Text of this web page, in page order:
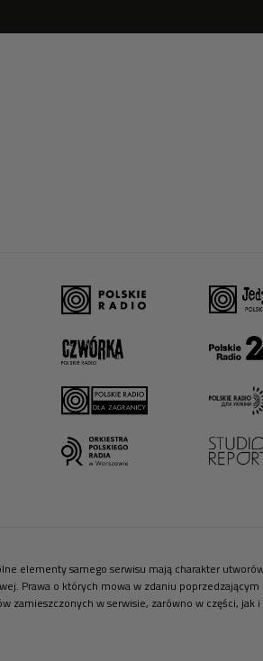
elementy samego serwisu mają charakter
Prawa o których mowa w zdaniu
w serwisie, zarówno w części,